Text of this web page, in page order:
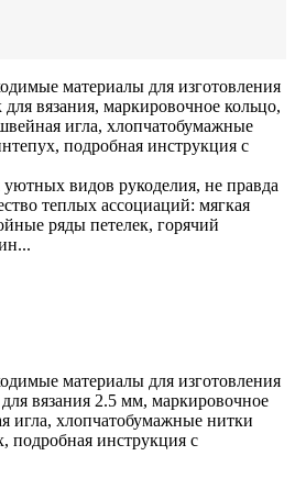
материалы для изготовления
вязания, маркировочное кольцо,
игла, хлопчатобумажные
подробная инструкция с
видов рукоделия, не правда
теплых ассоциаций: мягкая
ряды петелек, горячий
материалы для изготовления
вязания 2.5 мм, маркировочное
игла, хлопчатобумажные нитки
подробная инструкция с